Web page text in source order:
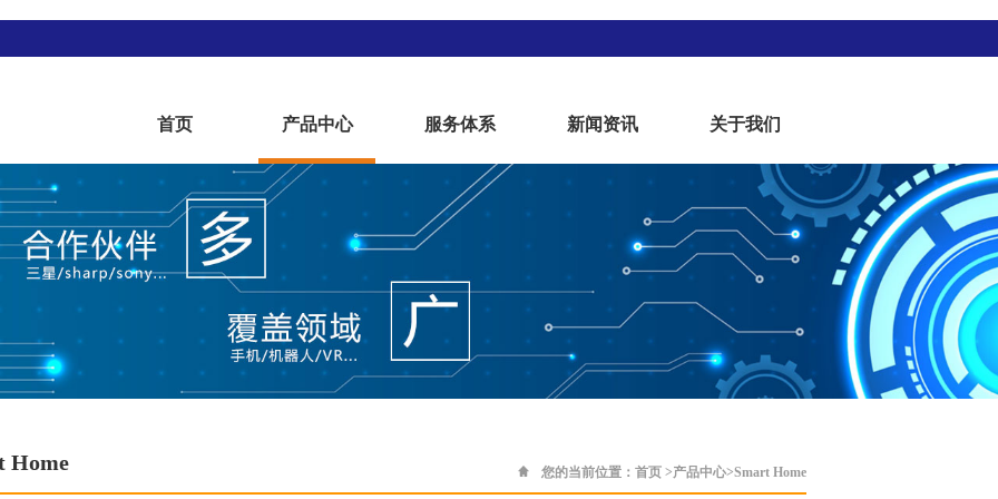
首页 产品中心 服务体系 新闻资讯 关于我们
Home 您的当前位置： 首页 >产品中心>Smart Home